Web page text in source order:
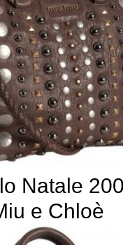
Natale
e Chloè